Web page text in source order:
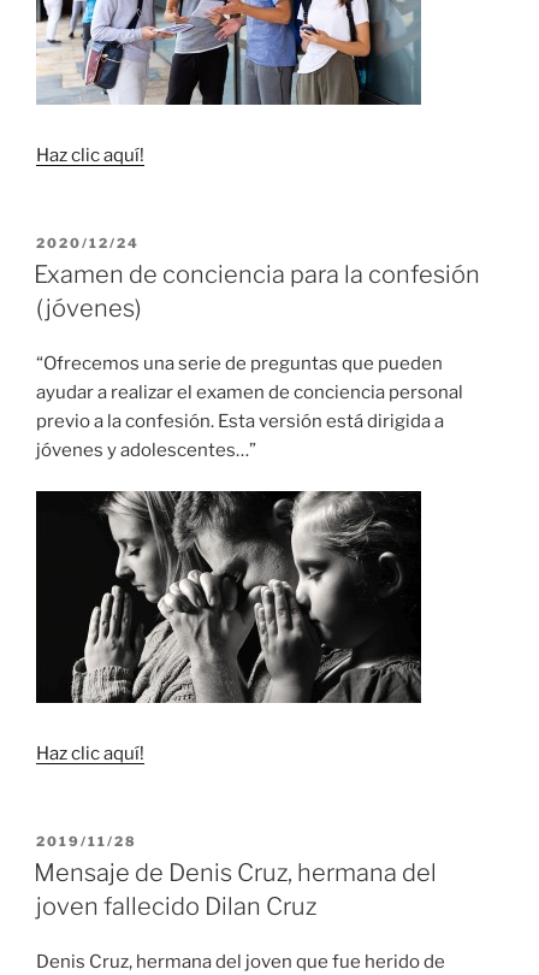
Haz clic aquí!
PUBLICADO
EL
2020/12/24
Examen de conciencia para la confesión
(jóvenes)
“Ofrecemos una serie de preguntas que pueden
ayudar a realizar el examen de conciencia personal
previo a la confesión. Esta versión está dirigida a
jóvenes y adolescentes…”
Haz clic aquí!
PUBLICADO
EL
2019/11/28
Mensaje de Denis Cruz, hermana del
joven fallecido Dilan Cruz
Denis Cruz, hermana del joven que fue herido de